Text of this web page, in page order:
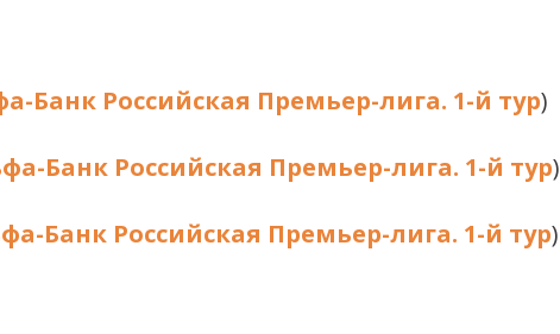
Банк Российская Премьер-лига. 1-й тур)
Банк Российская Премьер-лига. 1-й тур)
Банк Российская Премьер-лига. 1-й тур)